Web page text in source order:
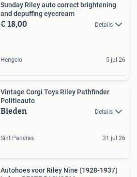
Sunday Riley auto correct brightening
and depuffing eyecream
€ 18,00 Details
Hengelo 5 jul 26
Vintage Corgi Toys Riley Pathfinder
Politieauto
Bieden Details
Sint Pancras 31 jul 26
Autohoes voor Riley Nine (1928-1937)